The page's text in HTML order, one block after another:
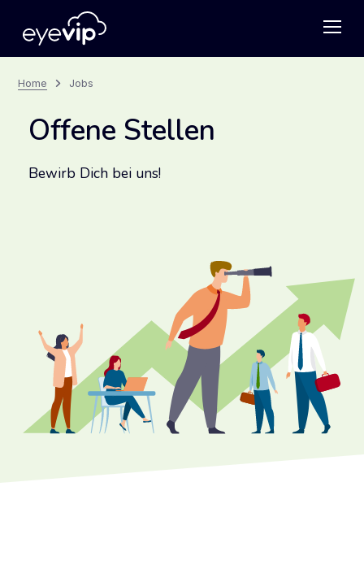
Home Jobs
Offene Stellen
Bewirb Dich bei uns!